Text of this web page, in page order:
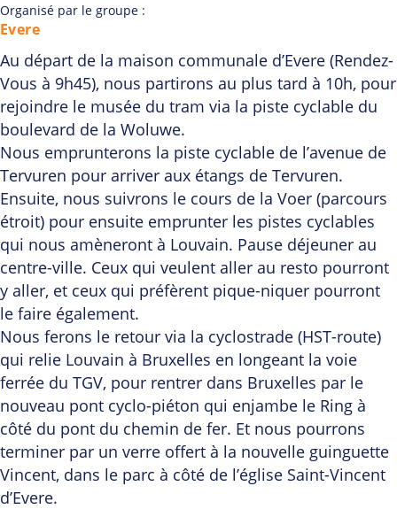
Organisé par le groupe :
Evere
Au départ de la maison communale d’Evere (Rendez-
Vous à 9h45), nous partirons au plus tard à 10h, pour
rejoindre le musée du tram via la piste cyclable du
boulevard de la Woluwe.
Nous emprunterons la piste cyclable de l’avenue de
Tervuren pour arriver aux étangs de Tervuren.
Ensuite, nous suivrons le cours de la Voer (parcours
étroit) pour ensuite emprunter les pistes cyclables
qui nous amèneront à Louvain. Pause déjeuner au
centre-ville. Ceux qui veulent aller au resto pourront
y aller, et ceux qui préfèrent pique-niquer pourront
le faire également.
Nous ferons le retour via la cyclostrade (HST-route)
qui relie Louvain à Bruxelles en longeant la voie
ferrée du TGV, pour rentrer dans Bruxelles par le
nouveau pont cyclo-piéton qui enjambe le Ring à
côté du pont du chemin de fer. Et nous pourrons
terminer par un verre offert à la nouvelle guinguette
Vincent, dans le parc à côté de l’église Saint-Vincent
d’Evere.